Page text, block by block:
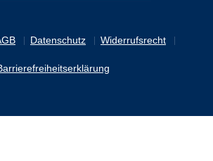
Datenschutz Widerrufsrecht